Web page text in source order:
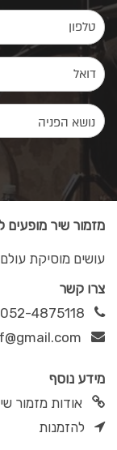
מזמור שיר מופעים
עושים מוסיקת
צרו קשר
052-4875118
מידע נוסף
אודות מזמור
להזמנות